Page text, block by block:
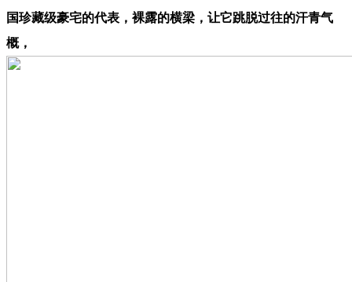
国珍藏级豪宅的代表，裸露的横梁，让它跳脱过往的汗青气
概，